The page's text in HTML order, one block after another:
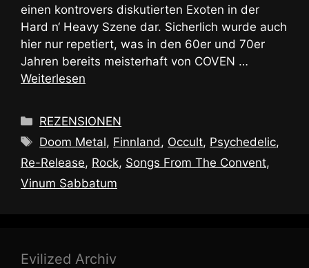
einen kontrovers diskutierten Exoten in der
Hard n‘ Heavy Szene dar. Sicherlich wurde auch
hier nur repetiert, was in den 60er und 70er
Jahren bereits meisterhaft von COVEN …
Weiterlesen
Kategorien
REZENSIONEN
Schlagwörter
Doom Metal, Finnland, Occult, Psychedelic,
Re-Release, Rock, Songs From The Convent,
Vinum Sabbatum
Evilized Archiv